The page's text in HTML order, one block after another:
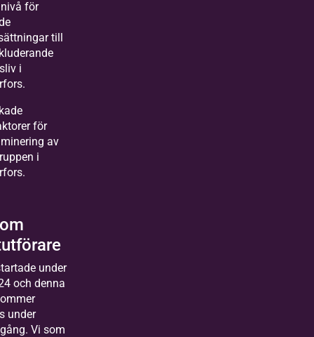
för
till
i
för
av
i
under
och denna
under
Vi som